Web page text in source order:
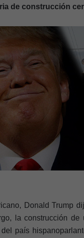
d
n
a
i
l
de construcción
Donald Trump
la construcción
país